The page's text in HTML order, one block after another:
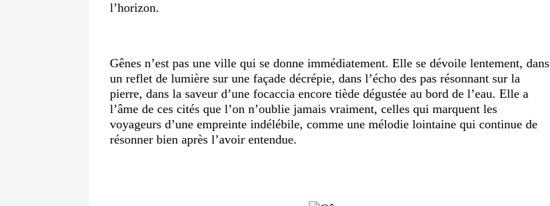
l’horizon.
Gênes n’est pas une ville qui se donne immédiatement. Elle se dévoile lentement, dans
un reflet de lumière sur une façade décrépie, dans l’écho des pas résonnant sur la
pierre, dans la saveur d’une focaccia encore tiède dégustée au bord de l’eau. Elle a
l’âme de ces cités que l’on n’oublie jamais vraiment, celles qui marquent les
voyageurs d’une empreinte indélébile, comme une mélodie lointaine qui continue de
résonner bien après l’avoir entendue.